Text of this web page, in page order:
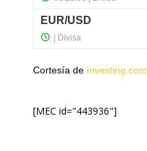
Cortesía de Investing.com
[MEC id="443936"]